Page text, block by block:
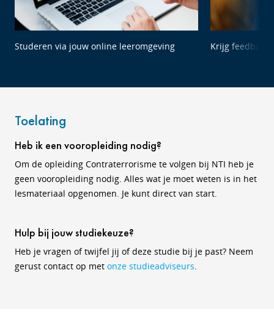
Studeren via jouw online leeromgeving Krijg feedback
Toelating
Heb ik een vooropleiding nodig?
Om de opleiding Contraterrorisme te volgen bij NTI heb je
geen vooropleiding nodig. Alles wat je moet weten is in het
lesmateriaal opgenomen. Je kunt direct van start.
Hulp bij jouw studiekeuze?
Heb je vragen of twijfel jij of deze studie bij je past? Neem
gerust contact op met onze studieadviseurs.